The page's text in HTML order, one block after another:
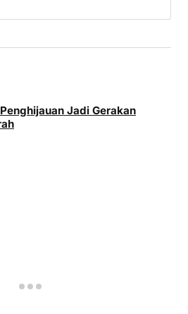
Jadi Gerakan